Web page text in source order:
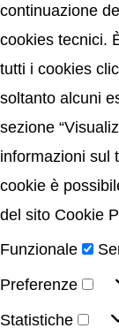
continuazione
cookies tecnici.
tutti i cookies
soltanto alcuni
sezione
informazioni sul
cookie è
del sito Cookie
Funzionale
Preferenze
Statistiche